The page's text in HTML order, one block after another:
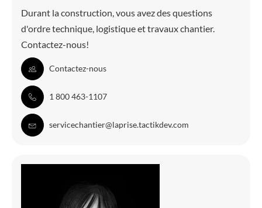
Durant la construction, vous avez des questions
d'ordre technique, logistique et travaux chantier.
Contactez-nous!
Contactez-nous
1 800 463-1107
servicechantier@laprise.tactikdev.com